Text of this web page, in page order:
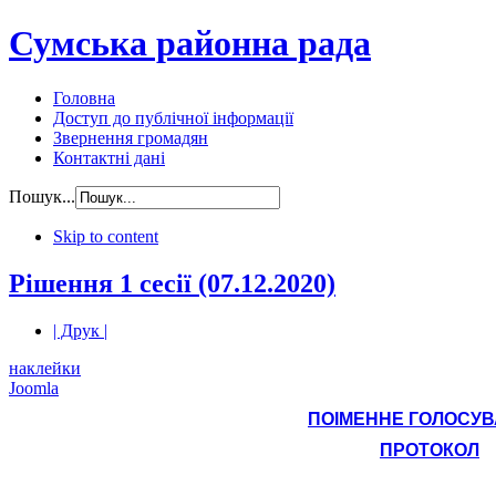
Сумська районна рада
Головна
Доступ до публічної інформації
Звернення громадян
Контактні дані
Пошук...
Skip to content
Рішення 1 сесії (07.12.2020)
| Друк |
наклейки
Joomla
ПОІМЕННЕ
ПРОТОКОЛ